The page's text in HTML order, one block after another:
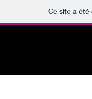
Ce site a